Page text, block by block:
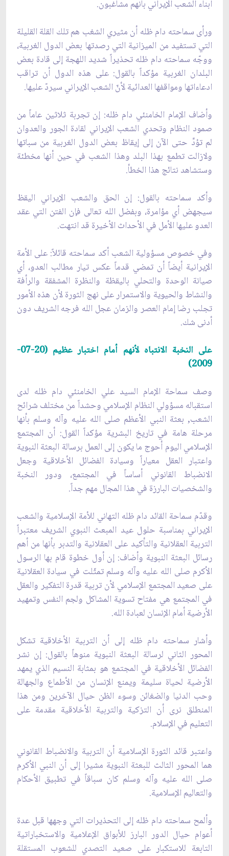
أبناء الشعب الإيراني بأنهم مشاغبون.
ورأى سماحته دام ظله أن مثيري الشغب هم تلك القلة القليلة
التي تستفيد من الميزانية التي رصدتها بعض الدول الغربية،
ووجّه سماحته دام ظله تحذيراً شديد اللهجة إلى قادة بعض
البلدان الغربية مؤكداً بالقول: على هذه الدول أن تراقب
ادعاءاتها ومواقفها العدائية لأنّ الشعب الإيراني سيردّ عليها.
وأضاف الإمام الخامنئي دام ظله: إن تجربة ثلاثين عاماً من
صمود النظام وتحدي الشعب الإيراني لقادة الجور والعدوان
لم تؤدِّ حتى الآن إلى إيقاظ بعض الدول الغربية من سباتها
ولازالت تطمع بهذا البلد وهذا الشعب في حين أنها مخطئة
وستشاهد نتائج هذا الخطأ.
وأكد سماحته بالقول: إن الحق والشعب الإيراني اليقظ
سيجهض أي مؤامرة، وبفضل الله تعالى فإن الفتن التي عقد
العدو عليها الأمل في الأحداث الأخيرة قد انتهت.
وفي خصوص مسؤولية الشعب أكد سماحته قائلاً: على الأمة
الإيرانية أيضاً أن تمضي قدماً عكس تيار مطالب العدو، أي
صيانة الوحدة والتحلي باليقظة والنظرة المشفقة والرأفة
والنشاط والحيوية والاستمرار على نهج الثورة لأن هذه الأمور
تجلب رضا إمام العصر والزمان عجل الله فرجه الشريف دون
أدنى شك.
على النخبة الانتباه لأنهم أمام اختبار عظيم (20-07-
2009)
وصف سماحة الإمام السيد علي الخامنئي دام ظله لدى
استقباله مسؤولي النظام الإسلامي وحشداً من مختلف شرائح
الشعب, بعثة النبي الأعظم صلى الله عليه وآله وسلم بأنها
مرحلة هامة في تاريخ البشرية مؤكداً القول: أن المجتمع
الإسلامي اليوم أحوج ما يكون إلى العمل برسالة البعثة النبوية
واعتبار العقل معياراً وسيادة الفضائل الأخلاقية وجعل
الانضباط القانوني أساساً في المجتمع، ودور النخبة
والشخصيات البارزة في هذا المجال مهم جداً.
وقدّم سماحة القائد دام ظله التهاني للأمة الإسلامية والشعب
الإيراني بمناسبة حلول عيد المبعث النبوي الشريف معتبراً
التربية العقلانية والتأكيد على العقلانية والتدبر بأنها من أهم
رسائل البعثة النبوية وأضاف: إن أول خطوة قام بها الرسول
الأكرم صلى الله عليه وآله وسلم تمثّلت في سيادة العقلانية
على صعيد المجتمع الإسلامي لأن تربية قدرة التفكير والعقل
في المجتمع هي مفتاح تسوية المشاكل ولجم النفس وتمهيد
الأرضية أمام الإنسان لعبادة الله.
وأشار سماحته دام ظله إلى أن التربية الأخلاقية تشكل
المحور الثاني لرسالة البعثة النبوية منوهاً بالقول: إن نشر
الفضائل الأخلاقية في المجتمع هو بمثابة النسيم الذي يمهد
الأرضية لحياة سليمة ويمنع الإنسان من الأطماع والجهالة
وحب الدنيا والضغائن وسوء الظن حيال الآخرين ومن هذا
المنطلق نرى أن التزكية والتربية الأخلاقية مقدمة على
التعليم في الإسلام.
واعتبر قائد الثورة الإسلامية أن التربية والانضباط القانوني
هما المحور الثالث للبعثة النبوية مشيرا إلى أن النبي الأكرم
صلى الله عليه وآله وسلم كان سباقاً في تطبيق الأحكام
والتعاليم الإسلامية.
وألمح سماحته دام ظله إلى التحذيرات التي وجهها قبل عدة
أعوام حيال الدور البارز للأبواق الإعلامية والاستخباراتية
التابعة للاستكبار على صعيد التصدي للشعوب المستقلة